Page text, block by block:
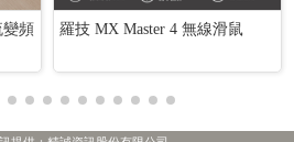
變頻
羅技 MX Master 4 無線滑鼠